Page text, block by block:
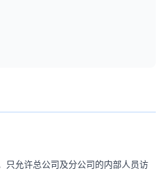
只允许总公司及分公司的内部人员访